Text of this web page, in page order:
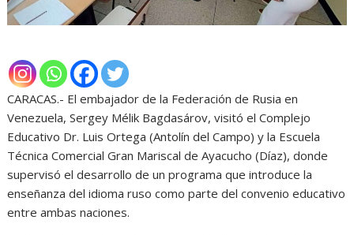
CARACAS.- El embajador de la Federación de Rusia en
Venezuela, Sergey Mélik Bagdasárov, visitó el Complejo
Educativo Dr. Luis Ortega (Antolín del Campo) y la Escuela
Técnica Comercial Gran Mariscal de Ayacucho (Díaz), donde
supervisó el desarrollo de un programa que introduce la
enseñanza del idioma ruso como parte del convenio educativo
entre ambas naciones.